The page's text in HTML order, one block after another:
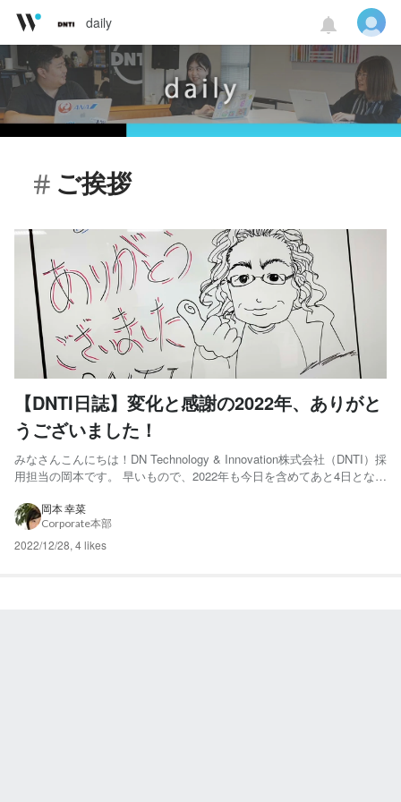
daily
ご挨拶
【DNTI日誌】変化と感謝の2022年、ありがと
うございました！
みなさんこんにちは！DN Technology & Innovation株式会社（DNTI）採
用担当の岡本です。 早いもので、2022年も今日を含めてあと4日となり
た！ 設立2年目の本年、たくさんのスモールステップが積み重なって大
きな節目を迎える...
岡本 幸菜
Corporate本部
2022/12/28, 4 likes